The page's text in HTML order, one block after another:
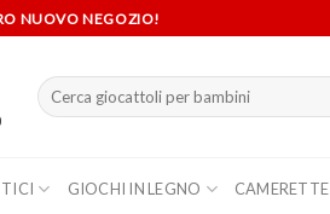
NUOVO NEGOZIO!
Cerca:
GIOCHI IN LEGNO CAMERETTE